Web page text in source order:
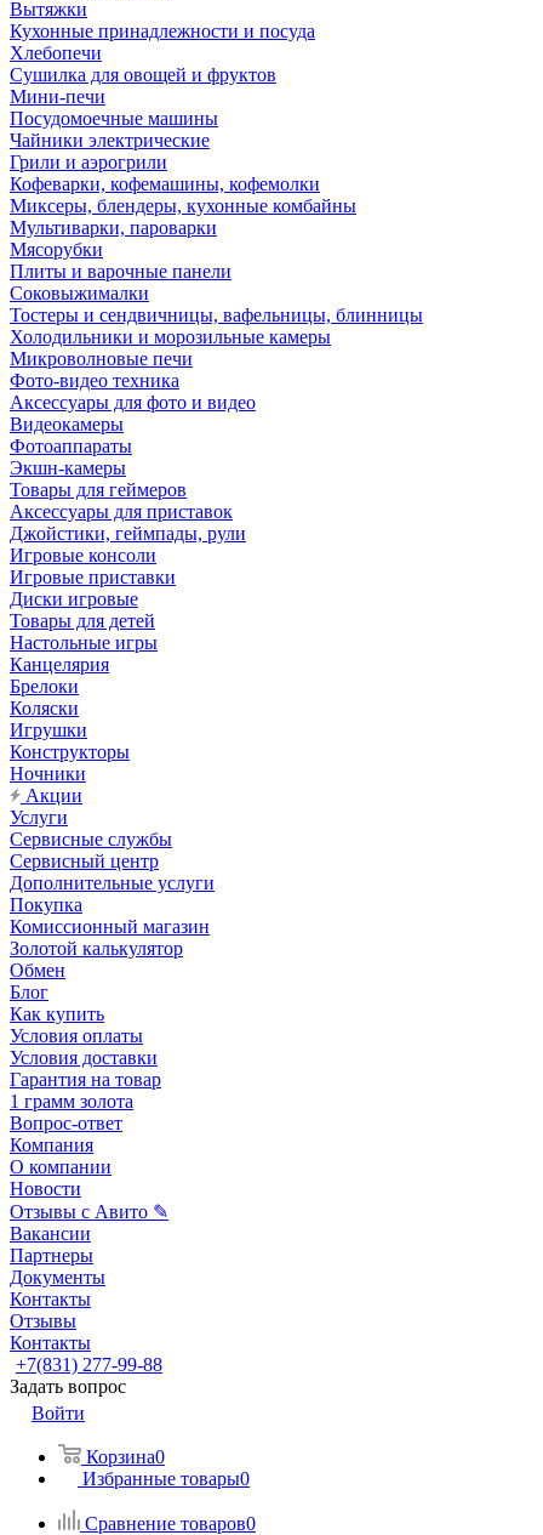
Вытяжки
Кухонные принадлежности и посуда
Хлебопечи
Сушилка для овощей и фруктов
Мини-печи
Посудомоечные машины
Чайники электрические
Грили и аэрогрили
Кофеварки, кофемашины, кофемолки
Миксеры, блендеры, кухонные комбайны
Мультиварки, пароварки
Мясорубки
Плиты и варочные панели
Соковыжималки
Тостеры и сендвичницы, вафельницы, блинницы
Холодильники и морозильные камеры
Микроволновые печи
Фото-видео техника
Аксессуары для фото и видео
Видеокамеры
Фотоаппараты
Экшн-камеры
Товары для геймеров
Аксессуары для приставок
Джойстики, геймпады, рули
Игровые консоли
Игровые приставки
Диски игровые
Товары для детей
Настольные игры
Канцелярия
Брелоки
Коляски
Игрушки
Конструкторы
Ночники
Акции
Услуги
Сервисные службы
Сервисный центр
Дополнительные услуги
Покупка
Комиссионный магазин
Золотой калькулятор
Обмен
Блог
Как купить
Условия оплаты
Условия доставки
Гарантия на товар
1 грамм золота
Вопрос-ответ
Компания
О компании
Новости
Отзывы с Авито ✎
Вакансии
Партнеры
Документы
Контакты
Отзывы
Контакты
+7(831) 277-99-88
Задать вопрос
Войти
Корзина0
Избранные товары0
Сравнение товаров0